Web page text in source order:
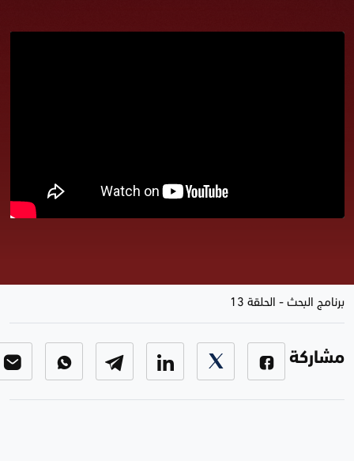
برنامج البحث- الحلقة 13
مشاركة